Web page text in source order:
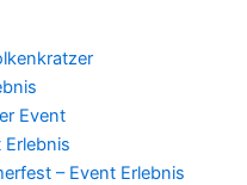
Event
– Event Erlebnis